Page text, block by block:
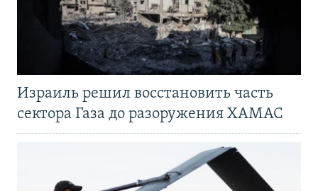
Израиль решил восстановить часть
сектора Газа до разоружения ХАМАС